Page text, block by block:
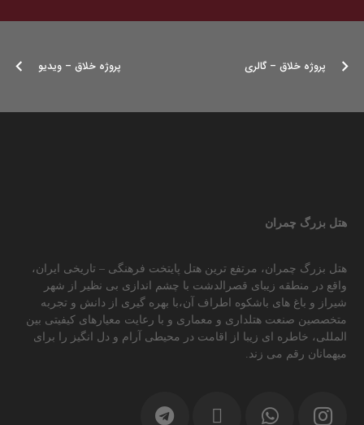
پروژه خلاق – ویدیو پروژه خلاق – گالری
هتل بزرگ چمران
هتل بزرگ چمران، مرتفع ترین هتل پایتخت فرهنگی – تاریخی ایران،
واقع در منطقه زیبای قصرالدشت با چشم اندازی بی نظیر از شهر
شیراز و باغ های باشکوه اطراف آن،با بهره گیری از دانش و تجربه
متخصصین صنعت هتلداری و معماری و با رعایت معیارهای کیفیتی بین
المللی، خاطره ای زیبا از اقامت در محیطی آرام و دل انگیز را برای
میهمانان رقم می زند.